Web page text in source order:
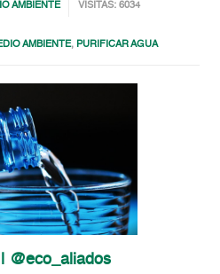
AMBIENTE VISITAS: 6034
AMBIENTE, PURIFICAR AGUA
@eco_aliados